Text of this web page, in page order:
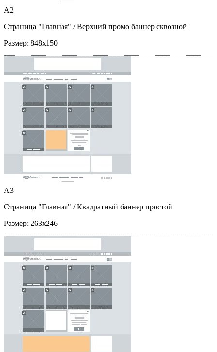
A2
Страница "Главная" / Верхний промо баннер сквозной
Размер: 848x150
A3
Страница "Главная" / Квадратный баннер простой
Размер: 263x246